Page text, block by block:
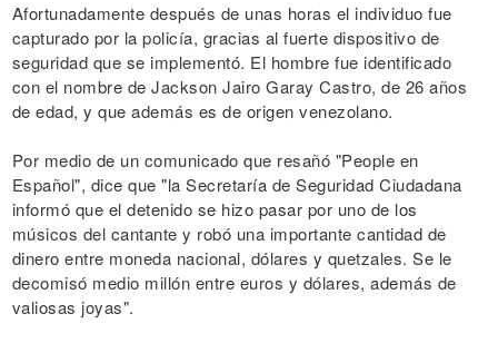
Afortunadamente después de unas horas el individuo fue
capturado por la policía, gracias al fuerte dispositivo de
seguridad que se implementó. El hombre fue identificado
con el nombre de Jackson Jairo Garay Castro, de 26 años
de edad, y que además es de origen venezolano.
Por medio de un comunicado que resañó "People en
Español", dice que "la Secretaría de Seguridad Ciudadana
informó que el detenido se hizo pasar por uno de los
músicos del cantante y robó una importante cantidad de
dinero entre moneda nacional, dólares y quetzales. Se le
decomisó medio millón entre euros y dólares, además de
valiosas joyas".